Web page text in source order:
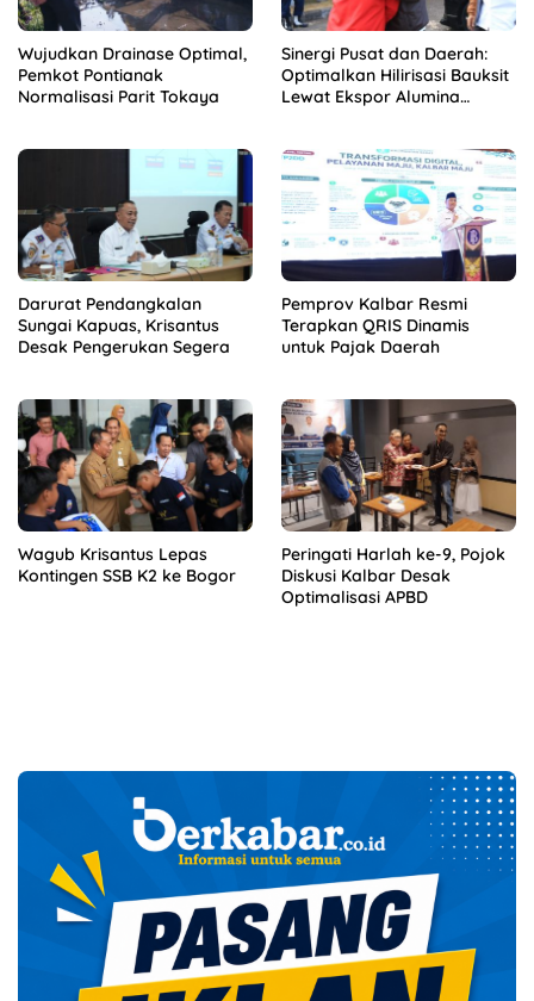
Wujudkan Drainase Optimal,
Pemkot Pontianak
Normalisasi Parit Tokaya
Sinergi Pusat dan Daerah:
Optimalkan Hilirisasi Bauksit
Lewat Ekspor Alumina
Darurat Pendangkalan
Sungai Kapuas, Krisantus
Desak Pengerukan Segera
Pemprov Kalbar Resmi
Terapkan QRIS Dinamis
untuk Pajak Daerah
Wagub Krisantus Lepas
Kontingen SSB K2 ke Bogor
Peringati Harlah ke-9, Pojok
Diskusi Kalbar Desak
Optimalisasi APBD